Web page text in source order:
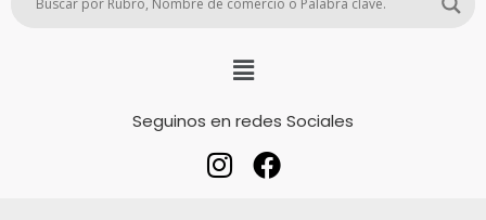
Seguinos en redes Sociales